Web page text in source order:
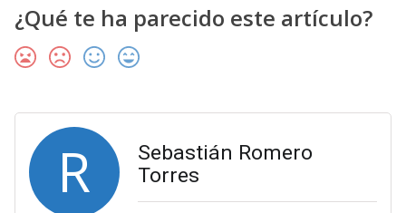
¿Qué te ha parecido este artículo?
R
Sebastián Romero
Torres